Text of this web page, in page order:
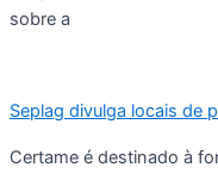
sobre a
Seplag divulga locais de
Certame é destinado à